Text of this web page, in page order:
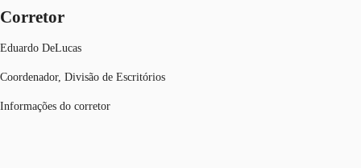
Corretor
Eduardo DeLucas
Coordenador, Divisão de Escritórios
Informações do corretor